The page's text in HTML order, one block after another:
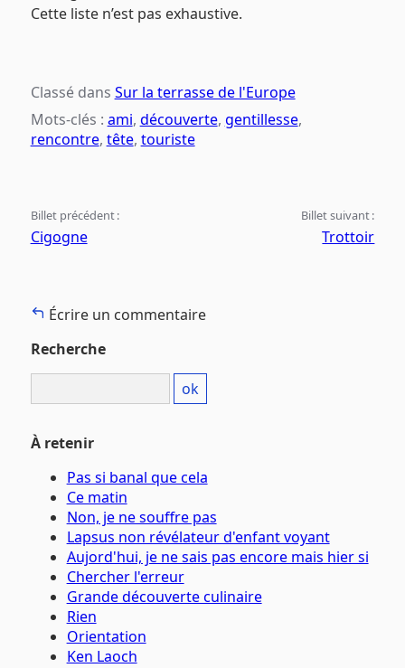
Cette liste n’est pas exhaustive.
Classé dans Sur la terrasse de l'Europe
Mots-clés : ami, découverte, gentillesse,
rencontre, tête, touriste
Billet précédent :
Cigogne
Billet suivant :
Trottoir
Écrire un commentaire
Recherche
À retenir
Pas si banal que cela
Ce matin
Non, je ne souffre pas
Lapsus non révélateur d'enfant voyant
Aujord'hui, je ne sais pas encore mais hier si
Chercher l'erreur
Grande découverte culinaire
Rien
Orientation
Ken Laoch